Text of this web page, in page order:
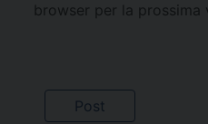
browser per la